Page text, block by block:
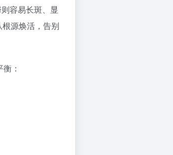
容易长斑、显
源焕活，告别
：